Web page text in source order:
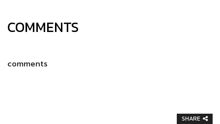
COMMENTS
comments
SHARE